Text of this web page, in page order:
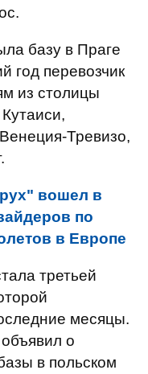
базу в Праге
год перевозчик
из столицы
Тревизо,
вошел в
по
в Европе
третьей
месяцы.
о
в польском